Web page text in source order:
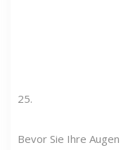
25.
Bevor Sie Ihre